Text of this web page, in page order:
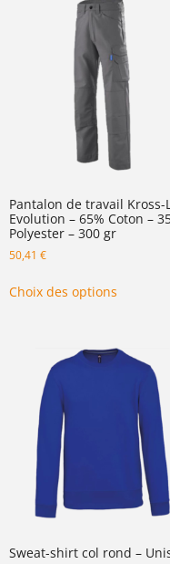
Pantalon de travail Kross-
Evolution – 65% Coton –
Polyester – 300 gr
50,41 €
Choix des options
Sweat-shirt col rond –